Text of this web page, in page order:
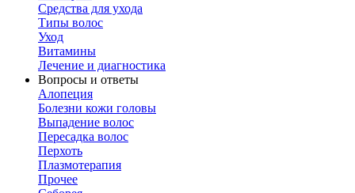
Средства для ухода
Типы волос
Уход
Витамины
Лечение и диагностика
Вопросы и ответы
Алопеция
Болезни кожи головы
Выпадение волос
Пересадка волос
Перхоть
Плазмотерапия
Прочее